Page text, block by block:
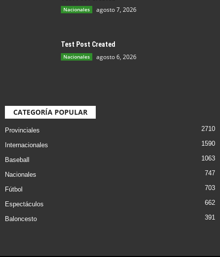
Nacionales agosto 7, 2026
Test Post Created
Nacionales agosto 6, 2026
CATEGORÍA POPULAR
Provinciales 2710
Internacionales 1590
Baseball 1063
Nacionales 747
Fútbol 703
Espectáculos 662
Baloncesto 391